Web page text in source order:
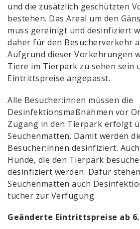
und die zusätzlich geschützten
bestehen. Das Areal um den
muss gereinigt und desinfiziert
daher für den Besucherverkehr
Aufgrund dieser Vorkehrungen
Tiere im Tierpark zu sehen sein
Eintrittspreise angepasst.
Alle Besucher:innen müssen die
Desinfektionsmaßnahmen vor
Zugang in den Tierpark erfolgt
Seuchenmatten. Damit werden
Besucher:innen desinfiziert.
Hunde, die den Tierpark
desinfiziert werden. Dafür
Seuchenmatten auch
tücher zur Verfügung.
Geänderte Eintrittspreise ab